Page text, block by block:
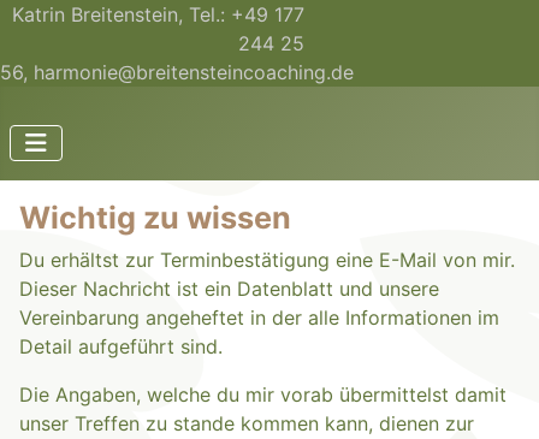
Katrin Breitenstein, Tel.: +49 177
244 25
56, harmonie@breitensteincoaching.de
Wichtig zu wissen
Du erhältst zur Terminbestätigung eine E-Mail von mir.
Dieser Nachricht ist ein Datenblatt und unsere
Vereinbarung angeheftet in der alle Informationen im
Detail aufgeführt sind.
Die Angaben, welche du mir vorab übermittelst damit
unser Treffen zu stande kommen kann, dienen zur